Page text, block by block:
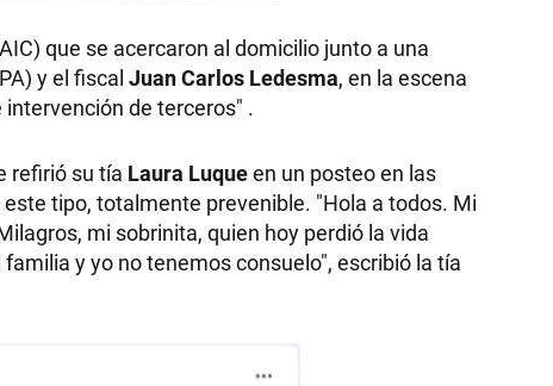
que se acercaron al domicilio junto a una
y el fiscal Juan Carlos Ledesma, en la escena
de terceros" .
refirió su tía Laura Luqueen un posteo en las
tipo, totalmente prevenible. "Hola a todos. Mi
mi sobrinita, quien hoy perdió la vida
y yo no tenemos consuelo", escribió la tía
PALABRAS
Seguinos